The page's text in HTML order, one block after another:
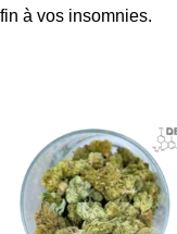
fin à vos insomnies.